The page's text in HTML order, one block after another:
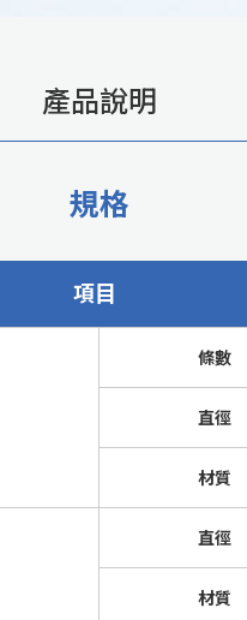
產品說明
規格
項目
條數
直徑
材質
直徑
材質